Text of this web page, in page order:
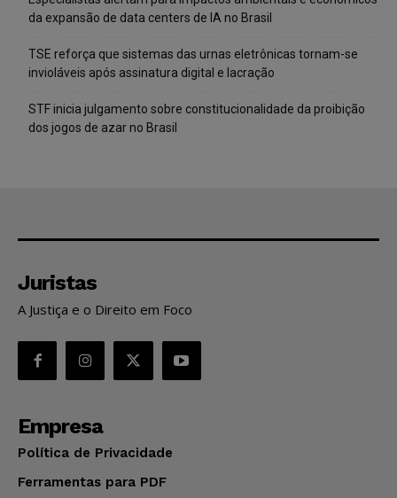
da expansão de data centers de IA no Brasil
TSE reforça que sistemas das urnas eletrônicas tornam-se
invioláveis após assinatura digital e lacração
STF inicia julgamento sobre constitucionalidade da proibição
dos jogos de azar no Brasil
Juristas
A Justiça e o Direito em Foco
Empresa
Política de Privacidade
Ferramentas para PDF